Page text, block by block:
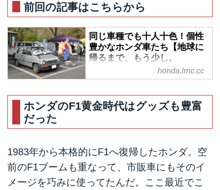
前回の記事はこちらから
同じ車種でも十人十色！個性
豊かなホンダ車たち【地球に
帰るまで、もう少し。
vol.16】 - A Little Honda
からゴールデンウィークにかけて
は、エアコンが装着されていない
ないちょうどいい季節なんだ。と
出をした人たちも多いんじゃない
かな。
ボクも例年、こどもの日の5日に
は岩手までイベントに行ってたり
honda.lrnc.cc
ホンダのF1黄金時代はグッズも豊富
だった
1983年から本格的にF1へ復帰したホンダ。空
前のF1ブームも重なって、市販車にもそのイ
メージを巧みに使ってたんだ。ここ最近でこ